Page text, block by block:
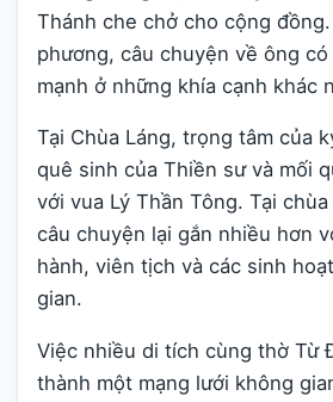
Thánh che chở cho cộng
phương, câu chuyện về ông
mạnh ở những khía cạnh khác
Tại Chùa Láng, trọng tâm của
quê sinh của Thiền sư và mối
với vua Lý Thần Tông. Tại
câu chuyện lại gắn nhiều hơn
hành, viên tịch và các sinh
gian.
Việc nhiều di tích cùng thờ Từ
thành một mạng lưới không